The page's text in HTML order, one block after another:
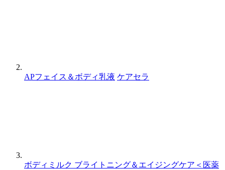
APフェイス＆ボディ乳液 ケアセラ
ボディミルク ブライトニング＆エイジングケア＜医薬